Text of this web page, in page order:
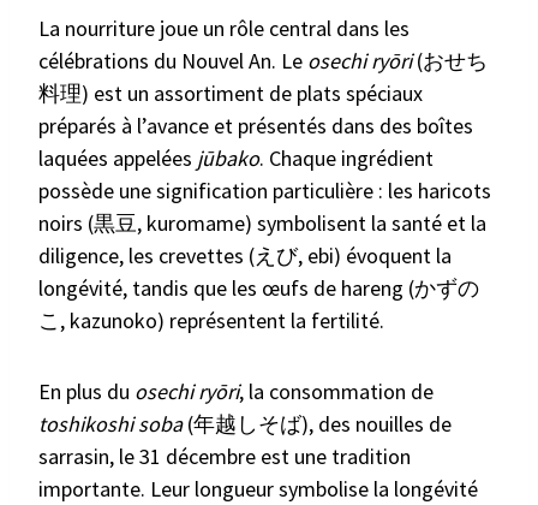
La nourriture joue un rôle central dans les
célébrations du Nouvel An. Le osechi ryōri(おせち
料理) est un assortiment de plats spéciaux
préparés à l’avance et présentés dans des boîtes
laquées appelées jūbako. Chaque ingrédient
possède une signification particulière : les haricots
noirs (黒豆, kuromame) symbolisent la santé et la
diligence, les crevettes (えび, ebi) évoquent la
longévité, tandis que les œufs de hareng (かずの
こ, kazunoko) représentent la fertilité.
En plus du osechi ryōri, la consommation de
toshikoshi soba(年越しそば), des nouilles de
sarrasin, le 31 décembre est une tradition
importante. Leur longueur symbolise la longévité